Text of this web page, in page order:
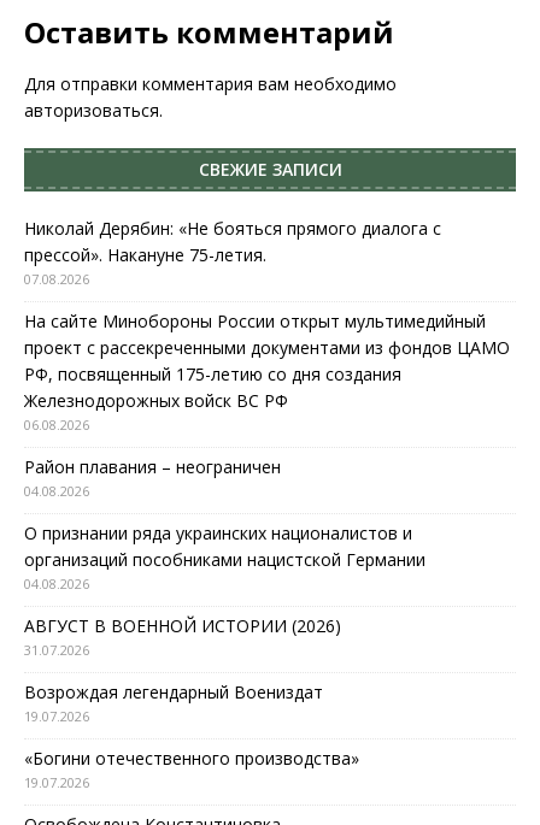
Оставить комментарий
Для отправки комментария вам необходимо
авторизоваться.
СВЕЖИЕ ЗАПИСИ
Николай Дерябин: «Не бояться прямого диалога с
прессой». Накануне 75-летия.
07.08.2026
На сайте Минобороны России открыт мультимедийный
проект с рассекреченными документами из фондов ЦАМО
РФ, посвященный 175-летию со дня создания
Железнодорожных войск ВС РФ
06.08.2026
Район плавания – неограничен
04.08.2026
О признании ряда украинских националистов и
организаций пособниками нацистской Германии
04.08.2026
АВГУСТ В ВОЕННОЙ ИСТОРИИ (2026)
31.07.2026
Возрождая легендарный Воениздат
19.07.2026
«Богини отечественного производства»
19.07.2026